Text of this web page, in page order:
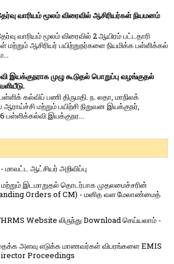
வாரியம் மூலம் விரைவில் ஆசிரியர்கள் நியமனம்
வாரி​யம் மூலம் விரை​வில் 2 ஆயிரம் பட்​ட​தாரி
மற்​றும் ஆசிரியர் பயிற்றுநர்​களை நியமிக்க பள்​ளிக்​கல்​
இயக்குநராக முழு கூடுதல் பொறுப்பு வழங்குதல்
கல்விப் பணி திருமதி. ந. லதா, மாநிலக்
ஆராய்ச்சி மற்றும் பயிற்சி நிறுவன இயக்குநர்,
இயக்குநர...
ஆட்சியர் அறிவிப்பு
மற்றும் இடமாறுதல் தொடர்பாக முதலமைச்சரின்
Orders of CM) - மனித வள மேலாண்மைத்
Website லிருந்து Download செய்யலாம் -
அளவு எடுக்க மாணவர்கள் விபரங்களை EMIS
Proceedings